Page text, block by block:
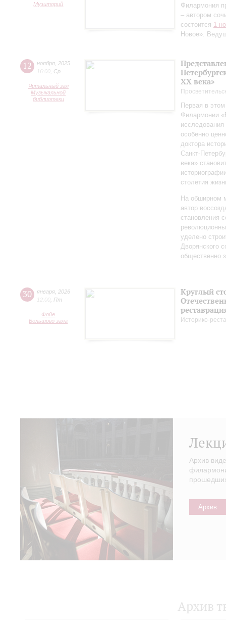
Музиторий
Филармония
– автором
состоится 1
Новое».
12 ноября 2025
16:00 Ср
Читальный зал
Музыкальной
библиотеки
ХХ века»
Первая в
Филармонии
особенно
доктора
века»
столетия
На обширном
автор
становления
уделено
Дворянского
общественно
30 января 2026
12:00 Пт
Фойе
Большого зала
Круглый
Историко-
Архив
Архив
Архив